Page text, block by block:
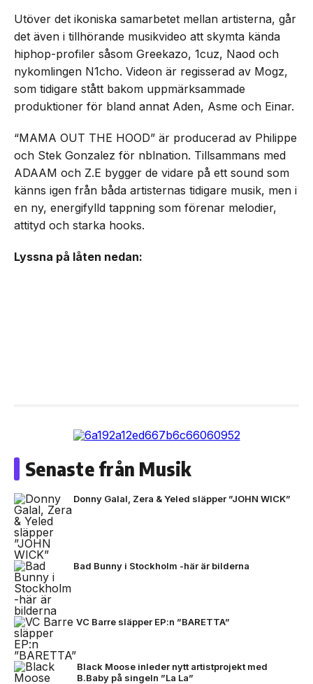
Utöver det ikoniska samarbetet mellan artisterna, går
det även i tillhörande musikvideo att skymta kända
hiphop-profiler såsom Greekazo, 1cuz, Naod och
nykomlingen N1cho. Videon är regisserad av Mogz,
som tidigare stått bakom uppmärksammade
produktioner för bland annat Aden, Asme och Einar.
“MAMA OUT THE HOOD” är producerad av Philippe
och Stek Gonzalez för nblnation. Tillsammans med
ADAAM och Z.E bygger de vidare på ett sound som
känns igen från båda artisternas tidigare musik, men i
en ny, energifylld tappning som förenar melodier,
attityd och starka hooks.
Lyssna på låten nedan:
Senaste från Musik
Donny Galal, Zera & Yeled släpper ”JOHN WICK”
Bad Bunny i Stockholm -här är bilderna
VC Barre släpper EP:n ”BARETTA”
Black Moose inleder nytt artistprojekt med
B.Baby på singeln ”La La”